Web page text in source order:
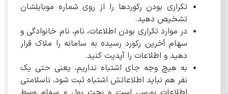
تکراری بودن رکوردها را از روی شماره موبایلشان
تشخیص دهید.
در موارد تکراری بودن اطلاعات، نام، نام خانوادگی و
سهام آخرین رکورد رسیده به سامانه را ملاک قرار
دهید و اطلاعات را آپدیت کنید.
به هیچ وجه جای اشتباه نداریم، یعنی حتی یک
نفر هم نباید اطلاعاتش اشتباه ثبت شود، ناسلامتی